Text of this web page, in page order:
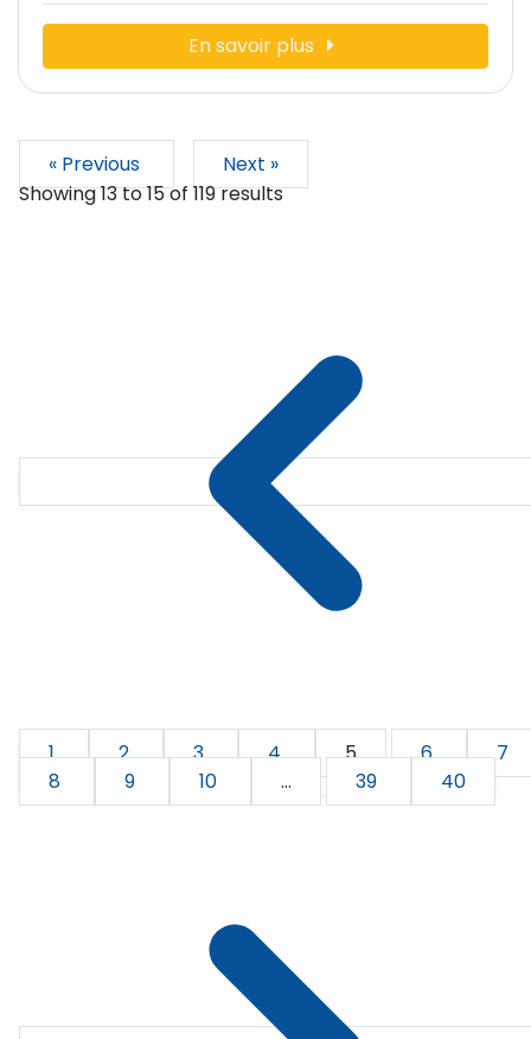
En savoir plus
« Previous
Next »
Showing13to15of 119results
1 2 3 4 5 6
7
8
9 10 ... 39 40